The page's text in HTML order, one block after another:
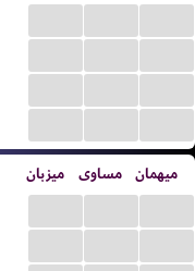
میزبان مساوی میهمان